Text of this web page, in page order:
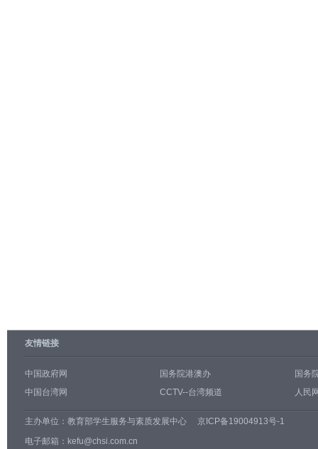
友情链接
中国政府网 国务院港澳办
国务
中国台湾网
CCTV--台湾频道 人民
主办单位： 教育部学生服务与素质发展中心
京ICP备19004913号-1
电子邮箱：kefu@chsi.com.cn